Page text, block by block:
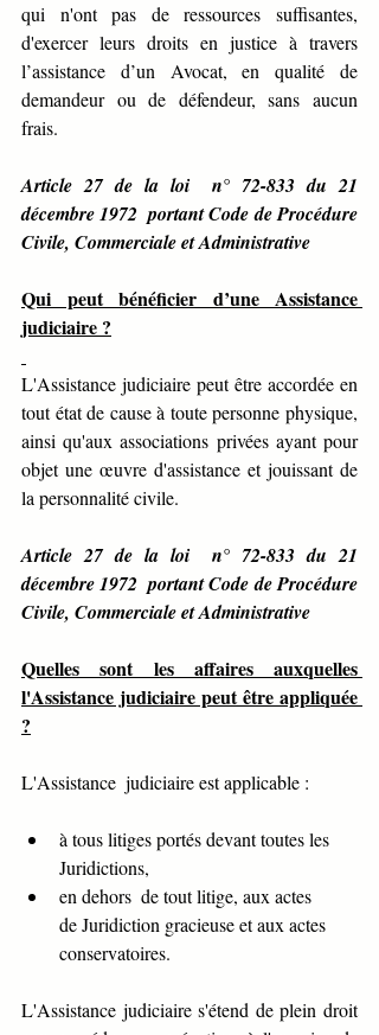
qui n'ont pas de ressources suffisantes,
d'exercer leurs droits en justice à travers
l’assistance d’un Avocat, en qualité de
demandeur ou de défendeur, sans aucun
frais.
Article 27 de la loi  n° 72-833 du 21
décembre 1972  portant Code de Procédure
Civile, Commerciale et Administrative
Qui peut bénéficier d’une Assistance
judiciaire ?
L'Assistance judiciaire peut être accordée en
tout état de cause à toute personne physique,
ainsi qu'aux associations privées ayant pour
objet une œuvre d'assistance et jouissant de
la personnalité civile.
Article 27 de la loi  n° 72-833 du 21
décembre 1972  portant Code de Procédure
Civile, Commerciale et Administrative
Quelles sont les affaires auxquelles
l'Assistance judiciaire peut être appliquée
?
L'Assistance  judiciaire est applicable :
à tous litiges portés devant toutes les
Juridictions,
en dehors  de tout litige, aux actes
de Juridiction gracieuse et aux actes
conservatoires.
L'Assistance judiciaire s'étend de plein droit